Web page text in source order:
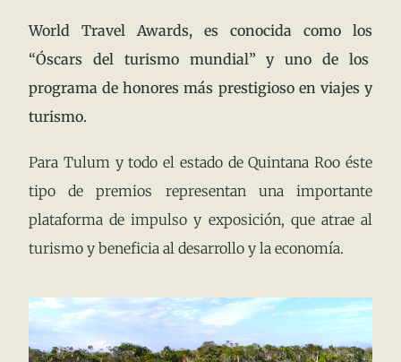
World Travel Awards, es conocida como los
“Óscars del turismo mundial” y uno de los
programa de honores más prestigioso en viajes y
turismo.
Para Tulum y todo el estado de Quintana Roo éste
tipo de premios representan una importante
plataforma de impulso y exposición, que atrae al
turismo y beneficia al desarrollo y la economía.